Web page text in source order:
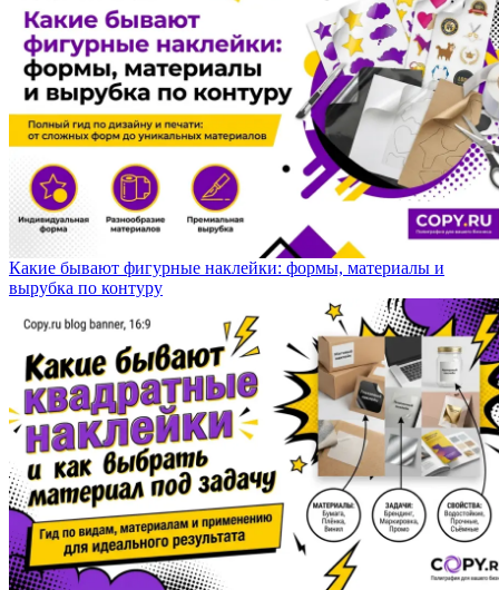
Какие бывают фигурные наклейки: формы, материалы и
вырубка по контуру